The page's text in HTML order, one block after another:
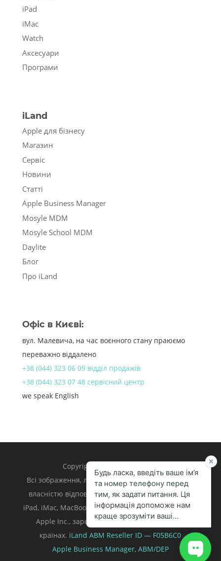
iPad
iMac
Watch
Аксесуари
Програми
iLand
Apple для бізнесу
Магазин
Сервіс
Новини
Статті
Apple Business Manager
Mosyle MDM
Mosyle School MDM
Daylite
Блог
Про iLand
Офіс в Києві:
вул. Малевича, на час воєнного стану праюємо
переважно віддалено
+38 (044) 323 06 09 відділ продажів
+38 (044) 323 07 48 сервісний центр
we speak English
Copyright 1998 – 2024 iLand.
Всі зображення, логотипи та торгівельні марки є
власністю відповідних власників. Apple, iPhone,
iPad, iMac, MacBook, Mac є торгівельними марками
Apple Inc., зареєстрованими у U.S. та інших
країнах. iLand ABM Reseller ID — F05B6C0
Apple Business Manager, ABM/DEP